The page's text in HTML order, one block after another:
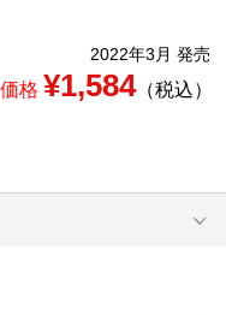
2022年3月 発売
格 ¥1,584（税込）